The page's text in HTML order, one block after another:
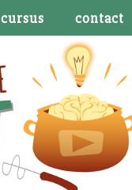
cursus contact